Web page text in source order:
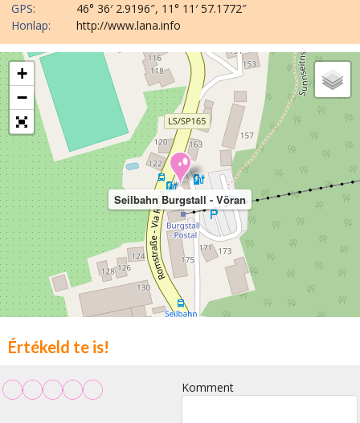
GPS:
46° 36′ 2.9196″, 11° 11′ 57.1772″
Honlap:
http://www.lana.info
Seilbahn Burgstall - Vöran
+
−
Értékeld te is!
Komment